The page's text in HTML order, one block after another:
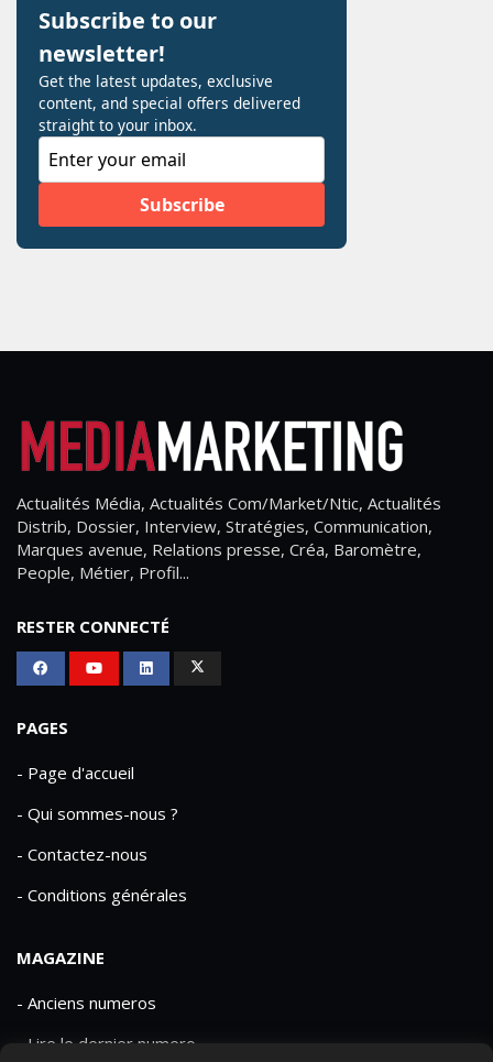
Actualités Média, Actualités Com/Market/Ntic, Actualités
Distrib, Dossier, Interview, Stratégies, Communication,
Marques avenue, Relations presse, Créa, Baromètre,
People, Métier, Profil...
RESTER CONNECTÉ
PAGES
- Page d'accueil
- Qui sommes-nous ?
- Contactez-nous
- Conditions générales
MAGAZINE
- Anciens numeros
- Lire le dernier numero